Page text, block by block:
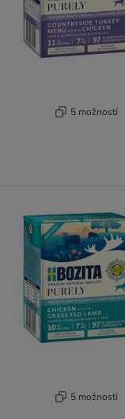
5 možností
5 možností